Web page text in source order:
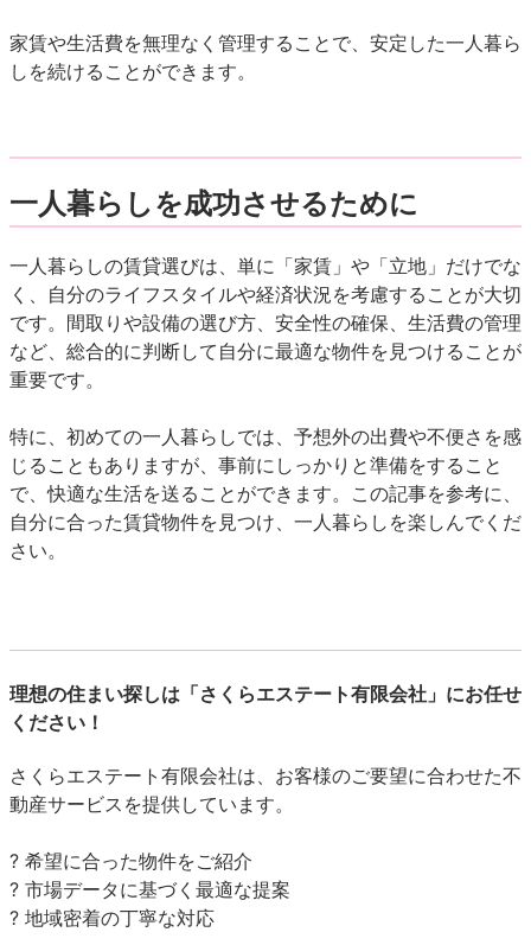
家賃や生活費を無理なく管理することで、安定した一人暮ら
しを続けることができます。
一人暮らしを成功させるために
一人暮らしの賃貸選びは、単に「家賃」や「立地」だけでな
く、自分のライフスタイルや経済状況を考慮することが大切
です。間取りや設備の選び方、安全性の確保、生活費の管理
など、総合的に判断して自分に最適な物件を見つけることが
重要です。
特に、初めての一人暮らしでは、予想外の出費や不便さを感
じることもありますが、事前にしっかりと準備をすること
で、快適な生活を送ることができます。この記事を参考に、
自分に合った賃貸物件を見つけ、一人暮らしを楽しんでくだ
さい。
理想の住まい探しは「さくらエステート有限会社」にお任せ
ください！
さくらエステート有限会社は、お客様のご要望に合わせた不
動産サービスを提供しています。
? 希望に合った物件をご紹介
? 市場データに基づく最適な提案
? 地域密着の丁寧な対応